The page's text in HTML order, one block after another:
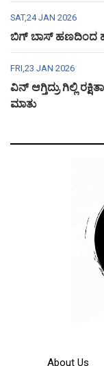
SAT,24 JAN 2026
ಬಿಗ್ ಬಾಸ್ ಹಣದಿಂದ
FRI,23 JAN 2026
ವಿನ್ ಆಗ್ತಿದ್ರು ಗಿಲ್ಲಿ
ಮಾತು
About Us